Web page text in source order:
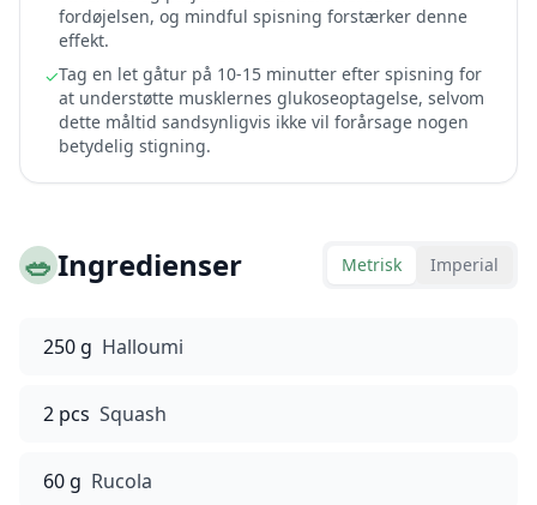
fordøjelsen, og mindful spisning forstærker denne
effekt.
✓Tag en let gåtur på 10-15 minutter efter spisning for
at understøtte musklernes glukoseoptagelse, selvom
dette måltid sandsynligvis ikke vil forårsage nogen
betydelig stigning.
🥗Ingredienser Metrisk Imperial
250 g Halloumi
2 pcs Squash
60 g Rucola